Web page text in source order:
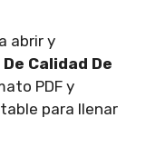
abrir y
Calidad De
PDF y
para llenar